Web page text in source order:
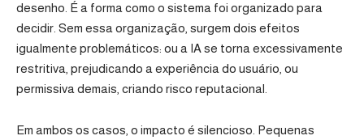
desenho. É a forma como o sistema foi organizado para
decidir. Sem essa organização, surgem dois efeitos
igualmente problemáticos: ou a IA se torna excessivamente
restritiva, prejudicando a experiência do usuário, ou
permissiva demais, criando risco reputacional.
Em ambos os casos, o impacto é silencioso. Pequenas